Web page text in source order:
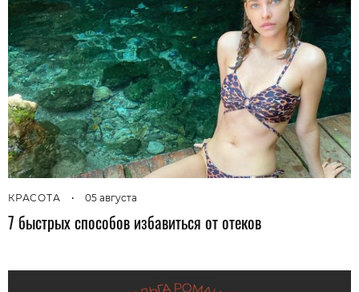
КРАСОТА • 05 августа
7 быстрых способов избавиться от отеков